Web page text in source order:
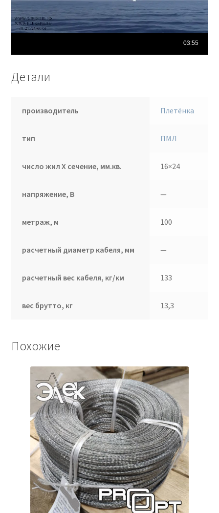
Детали
производитель Плетёнка
тип ПМЛ
число жил Х сечение, мм.кв. 16×24
напряжение, В —
метраж, м 100
расчетный диаметр кабеля, мм —
расчетный вес кабеля, кг/км 133
вес брутто, кг 13,3
Похожие